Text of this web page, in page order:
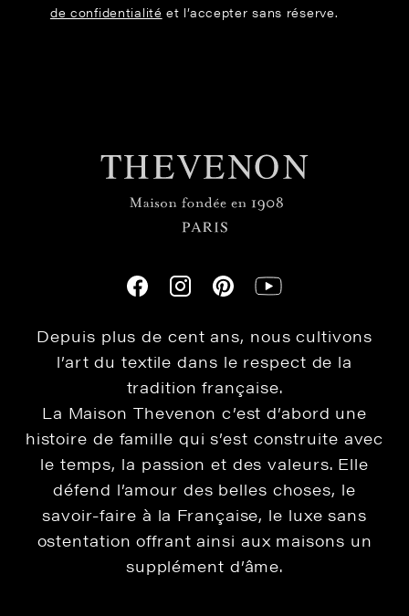
de confidentialité et l’accepter sans réserve.
Depuis plus de cent ans, nous cultivons
l’art du textile dans le respect de la
tradition française.
La Maison Thevenon c’est d’abord une
histoire de famille qui s’est construite avec
le temps, la passion et des valeurs. Elle
défend l’amour des belles choses, le
savoir-faire à la Française, le luxe sans
ostentation offrant ainsi aux maisons un
supplément d’âme.